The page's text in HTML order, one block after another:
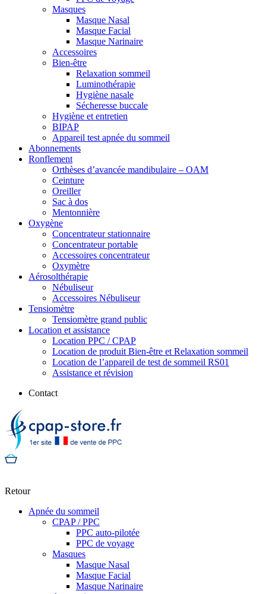
Masques
Masque Nasal
Masque Facial
Masque Narinaire
Accessoires
Bien-être
Relaxation sommeil
Luminothérapie
Hygiène nasale
Sécheresse buccale
Hygiène et entretien
BIPAP
Appareil test apnée du sommeil
Abonnements
Ronflement
Orthèses d’avancée mandibulaire – OAM
Ceinture
Oreiller
Sac à dos
Mentonnière
Oxygène
Concentrateur stationnaire
Concentrateur portable
Accessoires concentrateur
Oxymètre
Aérosolthérapie
Nébuliseur
Accessoires Nébuliseur
Tensiomètre
Tensiomètre grand public
Location et assistance
Location PPC / CPAP
Location de produit Bien-être et Relaxation sommeil
Location de l’appareil de test de sommeil RS01
Assistance et révision
Contact
Retour
Apnée du sommeil
CPAP / PPC
PPC auto-pilotée
PPC de voyage
Masques
Masque Nasal
Masque Facial
Masque Narinaire